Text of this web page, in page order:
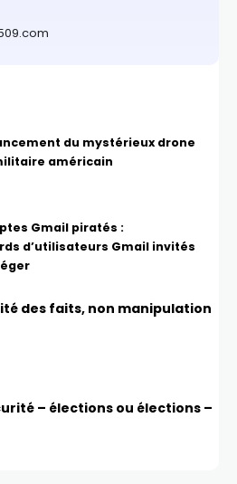
du mystérieux drone
américain
Gmail piratés :
d’utilisateurs Gmail invités
des faits, non manipulation
– élections ou élections –